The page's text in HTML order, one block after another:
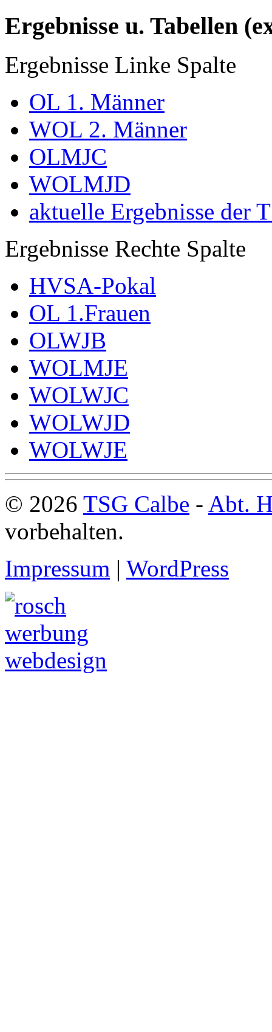
Ergebnisse u. Tabellen
Ergebnisse Linke Spalte
OL 1. Männer
WOL 2. Männer
OLMJC
WOLMJD
aktuelle Ergebnisse der
Ergebnisse Rechte Spalte
HVSA-Pokal
OL 1.Frauen
OLWJB
WOLMJE
WOLWJC
WOLWJD
WOLWJE
© 2026 TSG Calbe - Abt.
vorbehalten.
Impressum | WordPress